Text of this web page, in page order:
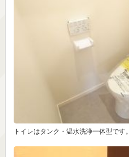
トイレはタンク・温水洗浄一体型です。